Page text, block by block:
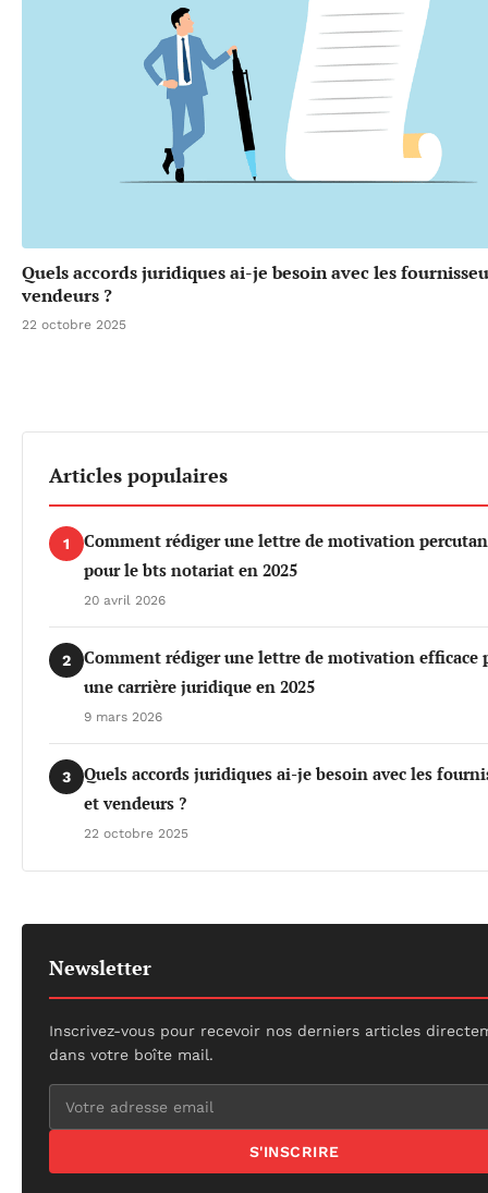
Quels accords juridiques ai-je besoin avec les
vendeurs ?
22 octobre 2025
Articles populaires
1
Comment rédiger une lettre de motivation
pour le bts notariat en 2025
20 avril 2026
2
Comment rédiger une lettre de motivation efficace
une carrière juridique en 2025
9 mars 2026
3
Quels accords juridiques ai-je besoin avec les
et vendeurs ?
22 octobre 2025
Newsletter
Inscrivez-vous pour recevoir nos derniers articles
dans votre boîte mail.
S'INSCRIRE